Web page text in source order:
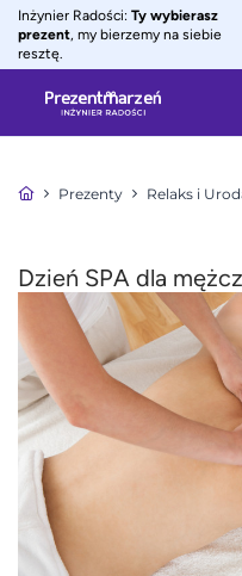
Inżynier Radości: Ty wybierasz
prezent, my bierzemy na siebie
resztę.
Prezenty Relaks i
Dzień SPA dla